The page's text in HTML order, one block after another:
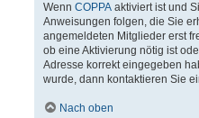
Wenn COPPA aktiviert ist und
Anweisungen folgen, die Sie
angemeldeten Mitglieder erst
ob eine Aktivierung nötig ist
Adresse korrekt eingegeben
wurde, dann kontaktieren Sie
Nach oben